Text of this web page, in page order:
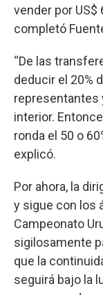
vender por US$
completó
“De las
deducir el 20%
representantes
interior.
ronda el 50 o
explicó.
Por ahora, la
y sigue con los
Campeonato
sigilosamente
que la
seguirá bajo la